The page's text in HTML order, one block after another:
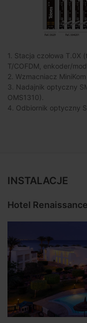
1. Stacja czołowa T.0X
T/COFDM, enkoder/
2. Wzmacniacz
3. Nadajnik optyczny
OMS1310).
4. Odbiornik optyczny
INSTALACJE
Hotel